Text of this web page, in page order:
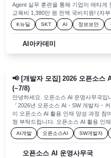
Agent 실무 훈련을 통해 기업이 애타게
교육비 1,380만 원 전액 국비지원! (자
지급!🏢 SKT 실무자 직접 참여, 대기업
수료증 발급👏 국민내일배움카드 필요
1기: 2026. 08. 11.(화)· 2기: 2026. 09.
활용· 네트워크/보안/인프라 직무 이해
로52 미라클빌딩 3층 (갤러리아 타임월
격· 고용보험에 가입되어 있지 않은 사
필자의 경우 최대 39세 까지 참여 가능
졸업예정자 및 1년이상 휴학생은 가능
자 (월~금 09시~18시, 공휴일 제외) 📌
이지: https://
부탁드립니다! 😊🚀
K뉴딜 SKT AI 정보보안
AI아카데미
📢 [개발자 모집] 2026 오픈소스
(~7/8)
안녕하세요. 오픈소스 AI 운영사무국
「2026년 오픈소스 AI・SW 개발자・
이 오픈소스 AI 활용 인재 양성 과정 참
청 부탁드립니다. 오픈소스 AI 활용 인
멘토링&코드리뷰를 통해 경량LLM,
용 역량을 강화하고, 현업에 성공적으
재 AI·SW 기업에 재직 중인 개발자(프
AI개발 오픈소스AI SW개발자
오픈소스 AI 운영사무국